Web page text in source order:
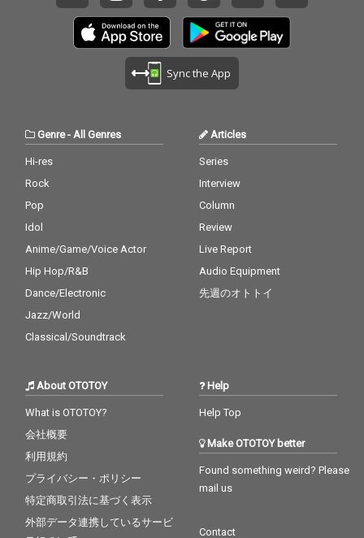
Sync the App
Genre- All Genres
Hi-res
Rock
Pop
Idol
Anime/Game/Voice Actor
Hip Hop/R&B
Dance/Electronic
Jazz/World
Classical/Soundtrack
Articles
Series
Interview
Column
Review
Live Report
Audio Equipment
先週のオトトイ
About OTOTOY
What is OTOTOY?
会社概要
利用規約
プライバシー・ポリシー
特定商取引法に基づく表示
外部データ連携しているサービ
Help
Help Top
Make OTOTOY better
Found something weird? Please
mail us
Contact